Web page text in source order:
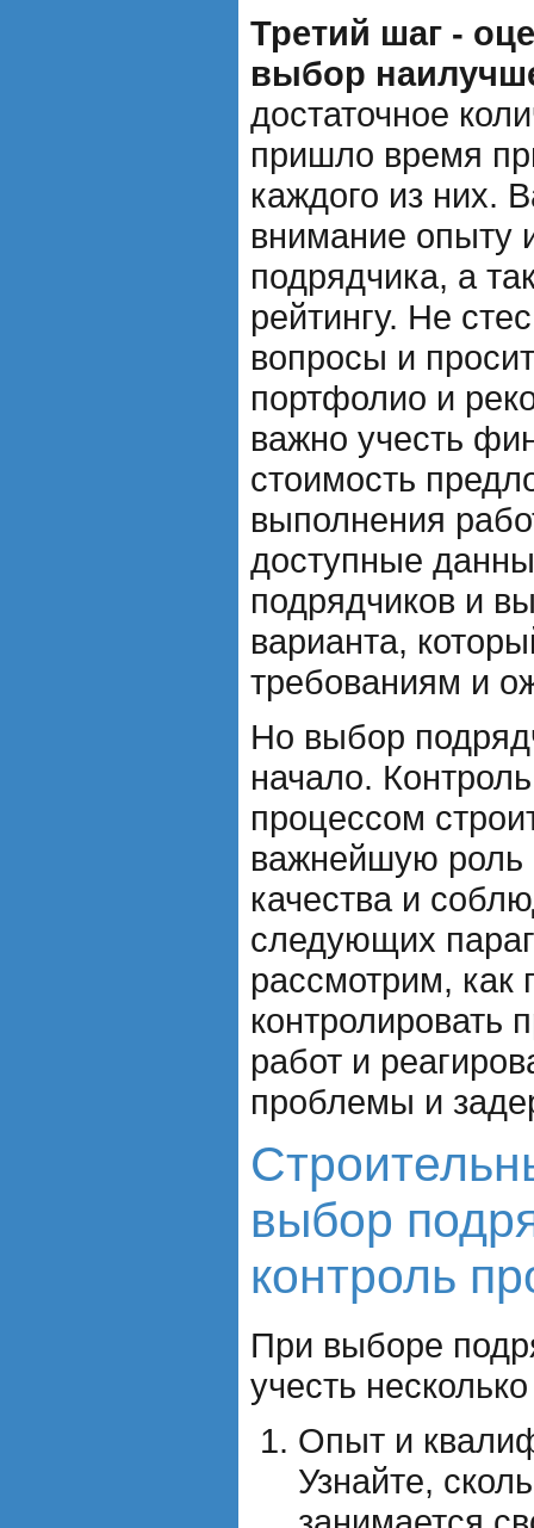
Третий шаг -
выбор
достаточное
пришло время
каждого из них.
внимание опыту
подрядчика, а
рейтингу. Не
вопросы и
портфолио и
важно учесть
стоимость
выполнения
доступные
подрядчиков и
варианта,
требованиям и
Но выбор
начало.
процессом
важнейшую роль
качества и
следующих
рассмотрим, как
контролировать
работ и
проблемы и
выбор
контроль
При выборе
учесть
Опыт и
Узнайте,